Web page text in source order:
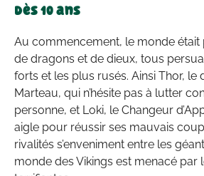
Dès 10 ans
Au commencement, le monde était
de dragons et de dieux, tous
forts et les plus rusés. Ainsi Thor, le
Marteau, qui n’hésite pas à lutter
personne, et Loki, le Changeur
aigle pour réussir ses mauvais
rivalités s’enveniment entre les
monde des Vikings est menacé par